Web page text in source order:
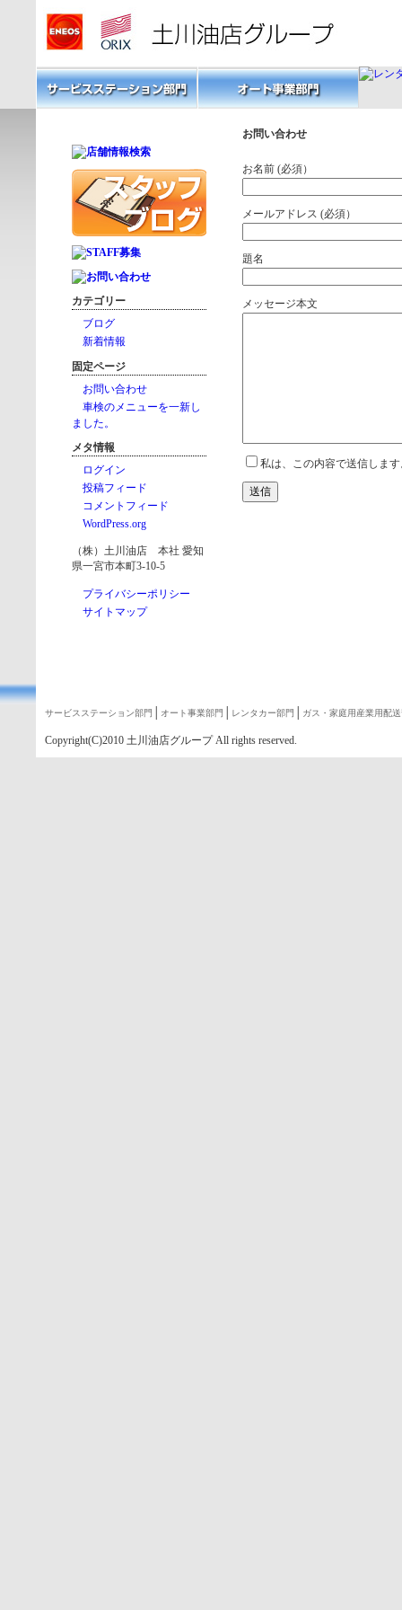
お問い合わせ
お名前 (必須）
メールアドレス (必須）
題名
メッセージ本文
私は、この内容で送信しま
カテゴリー
ブログ
新着情報
固定ページ
お問い合わせ
車検のメニューを一新し
ました。
メタ情報
ログイン
投稿フィード
コメントフィード
WordPress.org
（株）土川油店 本社 愛知
県一宮市本町3-10-5
プライバシーポリシー
サイトマップ
サービスステーション部門 オート事業部門 レンタカー部門 ガス・家庭用産業用配
Copyright(C)2010 土川油店グループ All rights reserved.